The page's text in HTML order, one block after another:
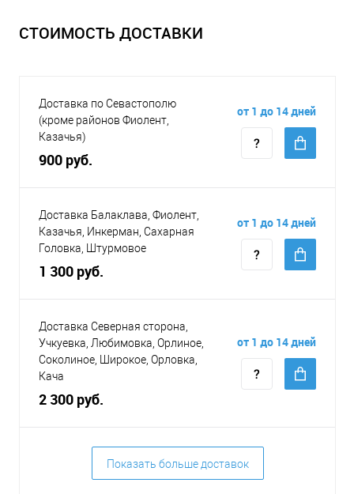
СТОИМОСТЬ ДОСТАВКИ
Доставка по Севастополю
(кроме районов Фиолент,
Казачья)
900 руб.
от 1 до 14 дней
Доставка Балаклава, Фиолент,
Казачья, Инкерман, Сахарная
Головка, Штурмовое
1 300 руб.
от 1 до 14 дней
Доставка Северная сторона,
Учкуевка, Любимовка, Орлиное,
Соколиное, Широкое, Орловка,
Кача
2 300 руб.
от 1 до 14 дней
Показать больше доставок